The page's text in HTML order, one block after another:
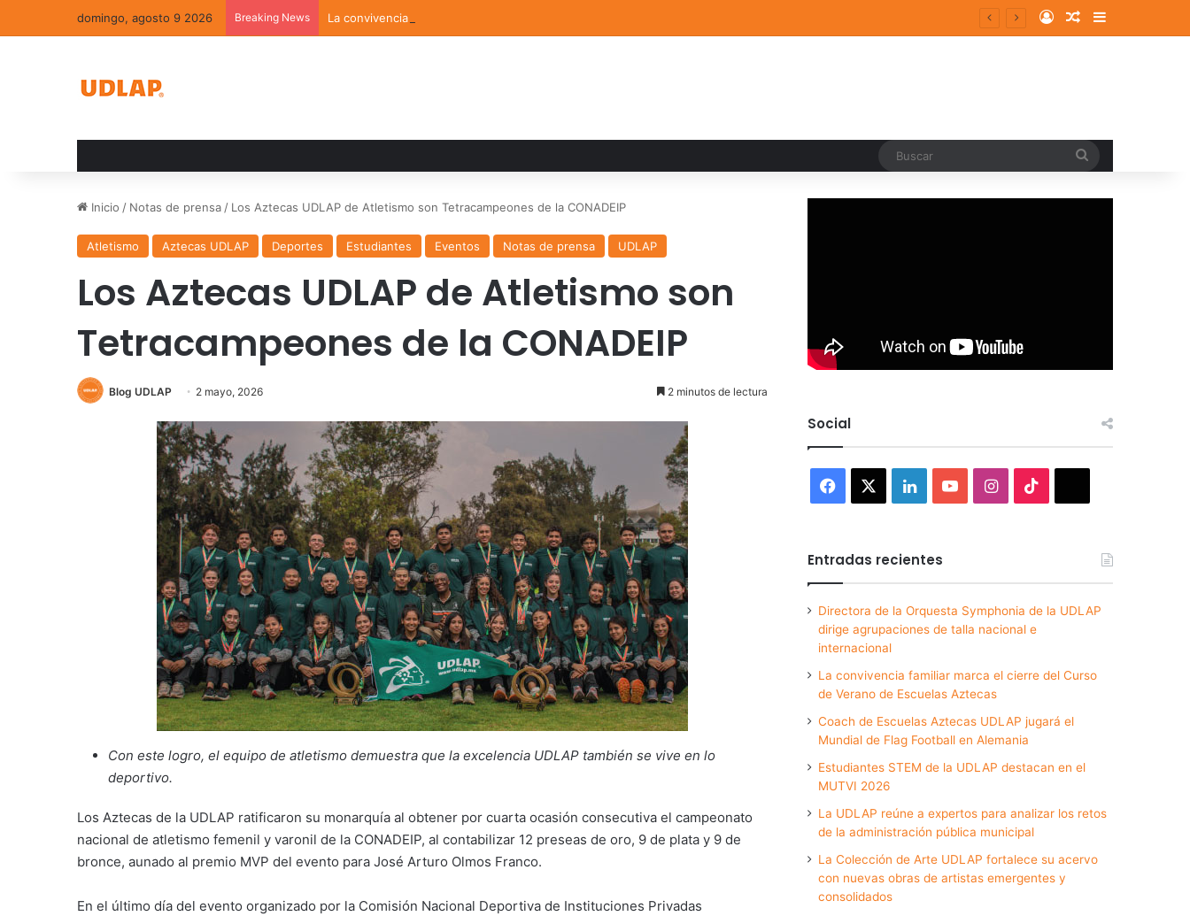
domingo, agosto 9 2026 Breaking News La convivencia familiar marca el cierre del Curso de Verano de Escuelas Aztecas Log InRandom Article
Sidebar
Inicio / Notas de prensa / Los Aztecas UDLAP de Atletismo son Tetracampeones de la CONADEIP
Atletismo Aztecas UDLAP Deportes Estudiantes Eventos Notas de prensa UDLAP
Los Aztecas UDLAP de Atletismo son
Tetracampeones de la CONADEIP
Blog UDLAP 2 mayo, 2026 2 minutos de lectura
Con este logro, el equipo de atletismo demuestra que la excelencia UDLAP también se vive en lo
deportivo.
Los Aztecas de la UDLAP ratificaron su monarquía al obtener por cuarta ocasión consecutiva el campeonato
nacional de atletismo femenil y varonil de la CONADEIP, al contabilizar 12 preseas de oro, 9 de plata y 9 de
bronce, aunado al premio MVP del evento para José Arturo Olmos Franco.
En el último día del evento organizado por la Comisión Nacional Deportiva de Instituciones Privadas
Social
Facebook LinkedInYouTubeInstagram
Entradas recientes
Directora de la Orquesta Symphonia de la UDLAP
dirige agrupaciones de talla nacional e
internacional
La convivencia familiar marca el cierre del Curso
de Verano de Escuelas Aztecas
Coach de Escuelas Aztecas UDLAP jugará el
Mundial de Flag Football en Alemania
Estudiantes STEM de la UDLAP destacan en el
MUTVI 2026
La UDLAP reúne a expertos para analizar los retos
de la administración pública municipal
La Colección de Arte UDLAP fortalece su acervo
con nuevas obras de artistas emergentes y
consolidados